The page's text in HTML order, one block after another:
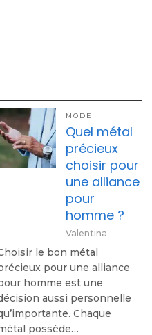
MODE
Quel métal
précieux
choisir pour
une alliance
pour
homme ?
Valentina
le bon métal
pour une alliance
homme est une
aussi personnelle
Chaque
possède…